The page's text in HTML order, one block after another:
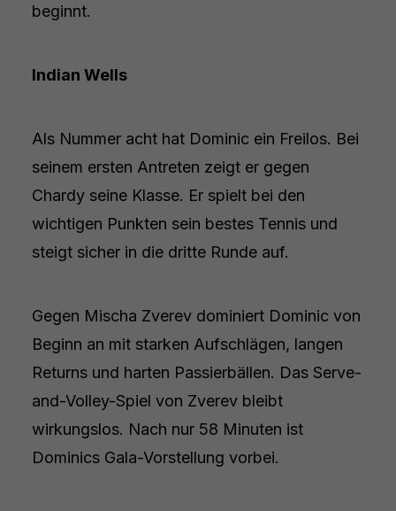
beginnt.
Indian Wells
Als Nummer acht hat Dominic ein Freilos. Bei
seinem ersten Antreten zeigt er gegen
Chardy seine Klasse. Er spielt bei den
wichtigen Punkten sein bestes Tennis und
steigt sicher in die dritte Runde auf.
Gegen Mischa Zverev dominiert Dominic von
Beginn an mit starken Aufschlägen, langen
Returns und harten Passierbällen. Das Serve-
and-Volley-Spiel von Zverev bleibt
wirkungslos. Nach nur 58 Minuten ist
Dominics Gala-Vorstellung vorbei.